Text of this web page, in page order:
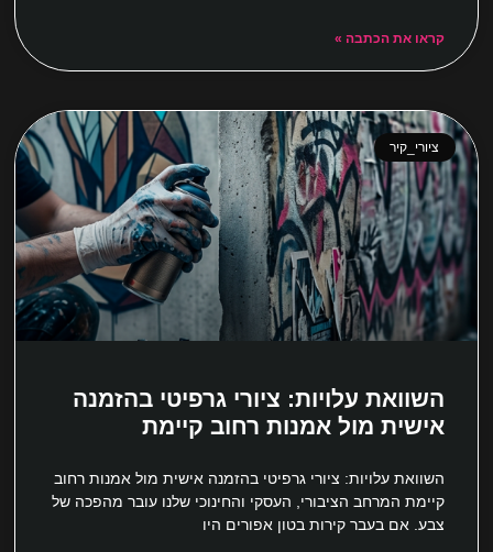
קראו את הכתבה »
ציורי_קיר
השוואת עלויות: ציורי גרפיטי בהזמנה
אישית מול אמנות רחוב קיימת
השוואת עלויות: ציורי גרפיטי בהזמנה אישית מול אמנות רחוב
קיימת המרחב הציבורי, העסקי והחינוכי שלנו עובר מהפכה של
צבע. אם בעבר קירות בטון אפורים היו